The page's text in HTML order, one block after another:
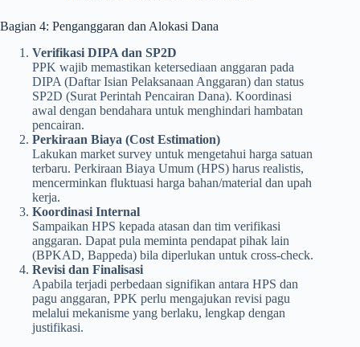
Bagian 4: Penganggaran dan Alokasi Dana
Verifikasi DIPA dan SP2D
PPK wajib memastikan ketersediaan anggaran pada
DIPA (Daftar Isian Pelaksanaan Anggaran) dan status
SP2D (Surat Perintah Pencairan Dana). Koordinasi
awal dengan bendahara untuk menghindari hambatan
pencairan.
Perkiraan Biaya (Cost Estimation)
Lakukan market survey untuk mengetahui harga satuan
terbaru. Perkiraan Biaya Umum (HPS) harus realistis,
mencerminkan fluktuasi harga bahan/material dan upah
kerja.
Koordinasi Internal
Sampaikan HPS kepada atasan dan tim verifikasi
anggaran. Dapat pula meminta pendapat pihak lain
(BPKAD, Bappeda) bila diperlukan untuk cross-check.
Revisi dan Finalisasi
Apabila terjadi perbedaan signifikan antara HPS dan
pagu anggaran, PPK perlu mengajukan revisi pagu
melalui mekanisme yang berlaku, lengkap dengan
justifikasi.